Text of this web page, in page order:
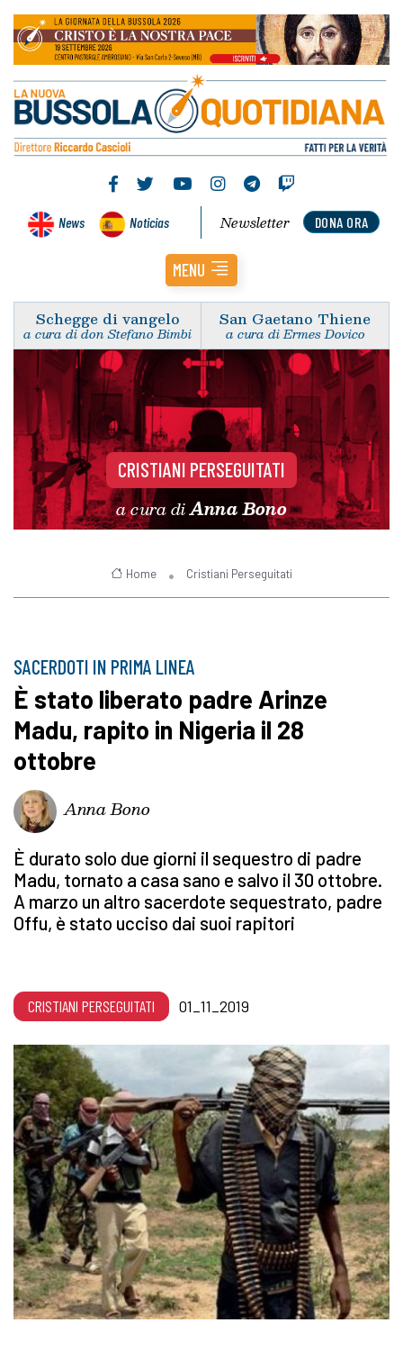
News Noticias DONA ORA
Newsletter
MENU
Schegge di vangelo
a cura di don Stefano Bimbi
San Gaetano Thiene
a cura di Ermes Dovico
CRISTIANI PERSEGUITATI
a cura diAnna Bono
Home Cristiani Perseguitati
SACERDOTI IN PRIMA LINEA
È stato liberato padre Arinze
Madu, rapito in Nigeria il 28
ottobre
Anna Bono
È durato solo due giorni il sequestro di padre
Madu, tornato a casa sano e salvo il 30 ottobre.
A marzo un altro sacerdote sequestrato, padre
Offu, è stato ucciso dai suoi rapitori
CRISTIANI PERSEGUITATI 01_11_2019